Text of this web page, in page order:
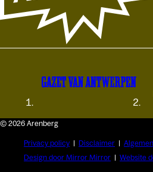
© 2026 Arenberg
Privacy policy Disclaimer
Design door Mirror Mirror
Website